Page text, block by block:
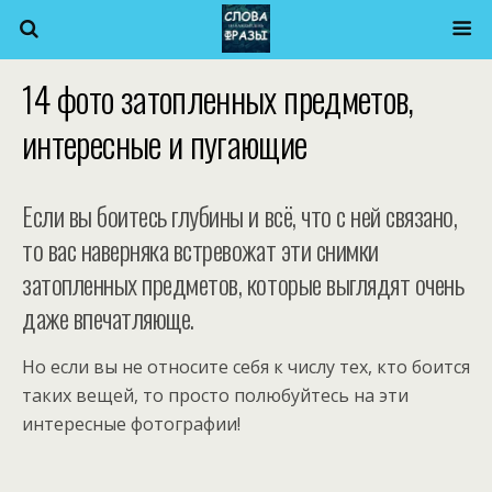
14 фото затопленных предметов,
интересные и пугающие
Если вы боитесь глубины и всё, что с ней связано,
то вас наверняка встревожат эти снимки
затопленных предметов, которые выглядят очень
даже впечатляюще.
Но если вы не относите себя к числу тех, кто боится
таких вещей, то просто полюбуйтесь на эти
интересные фотографии!